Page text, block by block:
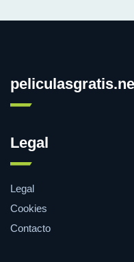
Legal
Legal
Cookies
Contacto